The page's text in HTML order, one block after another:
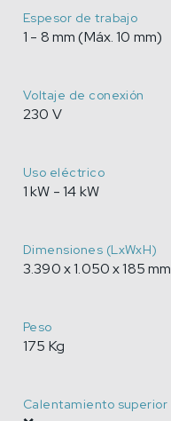
Espesor de trabajo
1 - 8 mm (Máx. 10 mm)
Voltaje de conexión
230 V
Uso eléctrico
1 kW - 14 kW
Dimensiones (LxWxH)
3.390 x 1.050 x 185 mm
Peso
175 Kg
Calentamiento superior